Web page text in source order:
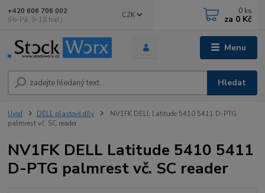
Menu
CZK
Hledat
+420 606 706 002
(Po-Pá, 9-18 hod.)
0 ks
za 0 Kč
Úvod DELL plastové díly
NV1FK DELL Latitude 5410 5411 D-PTG
palmrest vč. SC reader
NV1FK DELL Latitude 5410 5411
D-PTG palmrest vč. SC reader